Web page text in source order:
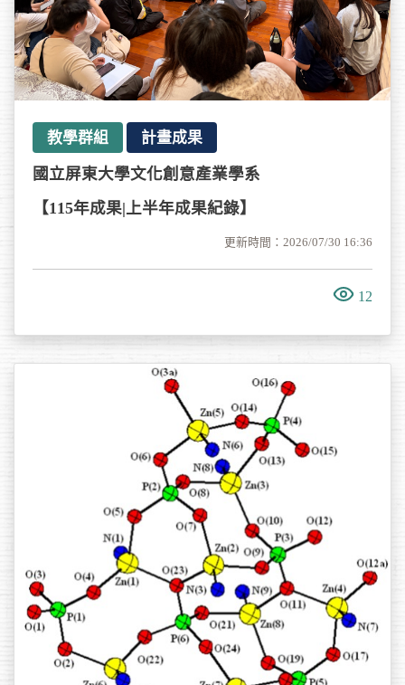
教學群組 計畫成果
國立屏東大學文化創意產業學系
【115年成果|上半年成果紀錄】
更新時間：2026/07/30 16:36
12